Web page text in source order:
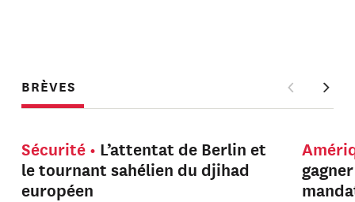
BRÈVES
Sécurité
L’attentat de Berlin et
le tournant sahélien du djihad
européen